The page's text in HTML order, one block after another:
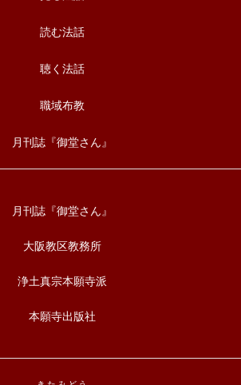
読む法話
聴く法話
職域布教
月刊誌『御堂さん』
月刊誌『御堂さん』
大阪教区教務所
浄土真宗本願寺派
本願寺出版社